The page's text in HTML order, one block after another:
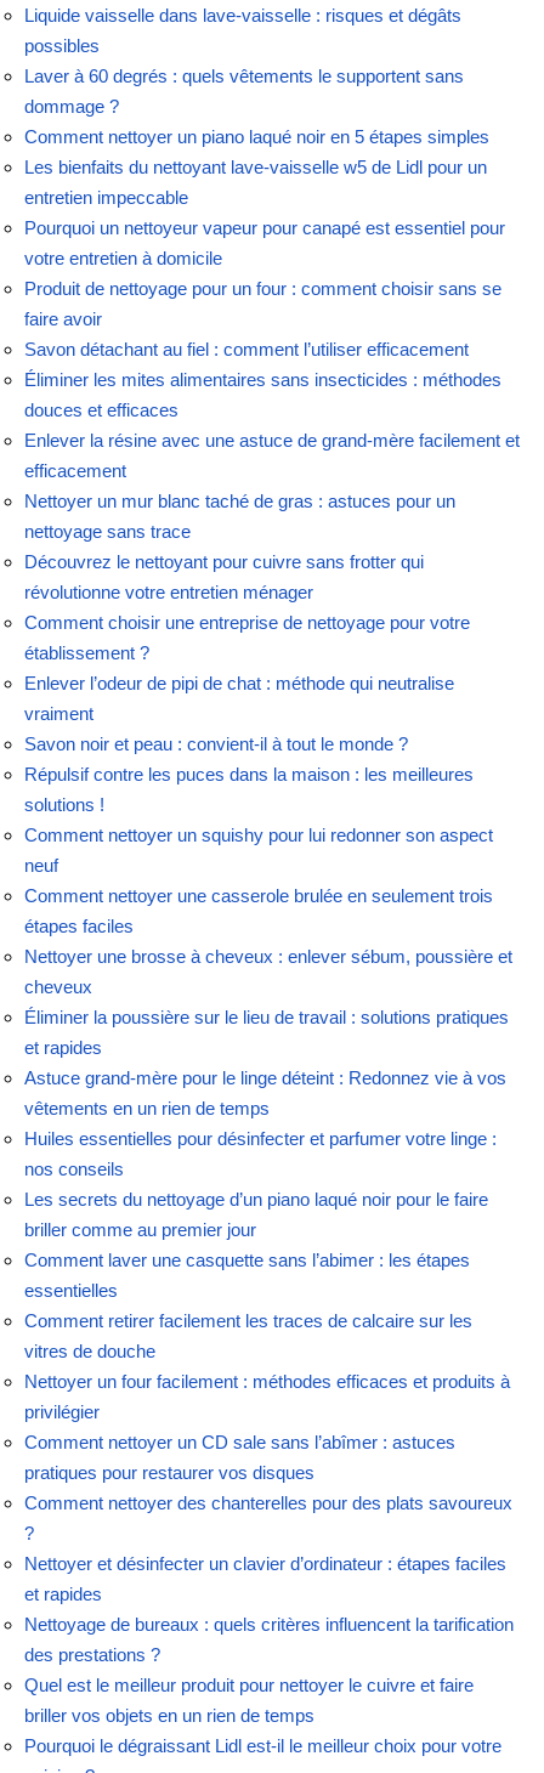
Liquide vaisselle dans lave-vaisselle : risques et dégâts
possibles
Laver à 60 degrés : quels vêtements le supportent sans
dommage ?
Comment nettoyer un piano laqué noir en 5 étapes simples
Les bienfaits du nettoyant lave-vaisselle w5 de Lidl pour un
entretien impeccable
Pourquoi un nettoyeur vapeur pour canapé est essentiel pour
votre entretien à domicile
Produit de nettoyage pour un four : comment choisir sans se
faire avoir
Savon détachant au fiel : comment l’utiliser efficacement
Éliminer les mites alimentaires sans insecticides : méthodes
douces et efficaces
Enlever la résine avec une astuce de grand-mère facilement et
efficacement
Nettoyer un mur blanc taché de gras : astuces pour un
nettoyage sans trace
Découvrez le nettoyant pour cuivre sans frotter qui
révolutionne votre entretien ménager
Comment choisir une entreprise de nettoyage pour votre
établissement ?
Enlever l’odeur de pipi de chat : méthode qui neutralise
vraiment
Savon noir et peau : convient-il à tout le monde ?
Répulsif contre les puces dans la maison : les meilleures
solutions !
Comment nettoyer un squishy pour lui redonner son aspect
neuf
Comment nettoyer une casserole brulée en seulement trois
étapes faciles
Nettoyer une brosse à cheveux : enlever sébum, poussière et
cheveux
Éliminer la poussière sur le lieu de travail : solutions pratiques
et rapides
Astuce grand-mère pour le linge déteint : Redonnez vie à vos
vêtements en un rien de temps
Huiles essentielles pour désinfecter et parfumer votre linge :
nos conseils
Les secrets du nettoyage d’un piano laqué noir pour le faire
briller comme au premier jour
Comment laver une casquette sans l’abimer : les étapes
essentielles
Comment retirer facilement les traces de calcaire sur les
vitres de douche
Nettoyer un four facilement : méthodes efficaces et produits à
privilégier
Comment nettoyer un CD sale sans l’abîmer : astuces
pratiques pour restaurer vos disques
Comment nettoyer des chanterelles pour des plats savoureux
?
Nettoyer et désinfecter un clavier d’ordinateur : étapes faciles
et rapides
Nettoyage de bureaux : quels critères influencent la tarification
des prestations ?
Quel est le meilleur produit pour nettoyer le cuivre et faire
briller vos objets en un rien de temps
Pourquoi le dégraissant Lidl est-il le meilleur choix pour votre